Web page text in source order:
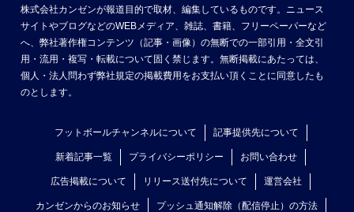
株式会社カンゼンが報道目的で取材、編集しているものです。ニュース
サイトやブログなどのWEBメディア、雑誌、書籍、フリーペーパーなど
へ、弊社著作権コンテンツ（記事・画像）の無断での一部引用・全文引
用・流用・複写・転載について固く禁じます。無断掲載にあたっては、
個人・法人問わず弊社規定の掲載費用をお支払い頂くことに同意したも
のとします。
フットボールチャンネルについて 記事提供先について
新着記事一覧 プライバシーポリシー お問い合わせ
広告掲載について リリース送付先について 運営会社
カンゼンからのお知らせ プッシュ通知解除（配信停止）の方法